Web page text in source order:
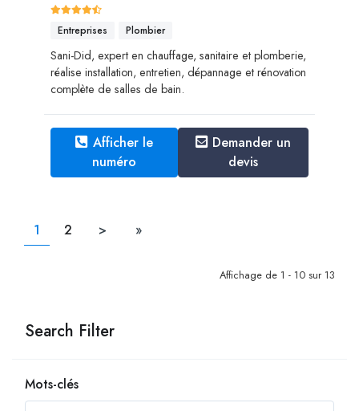
Search Filter
Mots-clés
Entreprises Plombier
Sani-Did, expert en chauffage, sanitaire et plomberie,
réalise installation, entretien, dépannage et rénovation
complète de salles de bain.
Afficher le
numéro
Demander un
devis
1 2 > »
Affichage de 1 - 10 sur 13